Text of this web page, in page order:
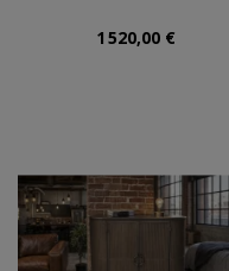
1 520,00 €